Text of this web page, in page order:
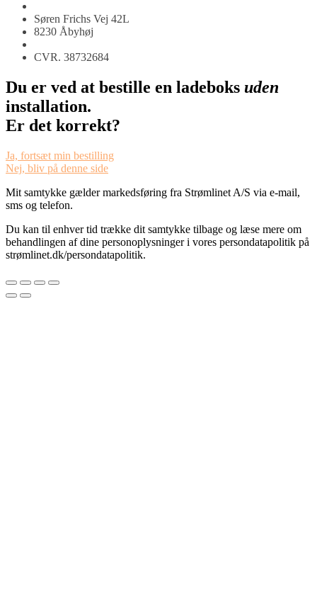
Søren Frichs Vej 42L
8230 Åbyhøj
CVR. 38732684
Du er ved at bestille en ladeboks uden
installation.
Er det korrekt?
Ja, fortsæt min bestilling
Nej, bliv på denne side
Mit samtykke gælder markedsføring fra Strømlinet A/S via e-mail,
sms og telefon.
Du kan til enhver tid trække dit samtykke tilbage og læse mere om
behandlingen af dine personoplysninger i vores persondatapolitik på
strømlinet.dk/persondatapolitik.